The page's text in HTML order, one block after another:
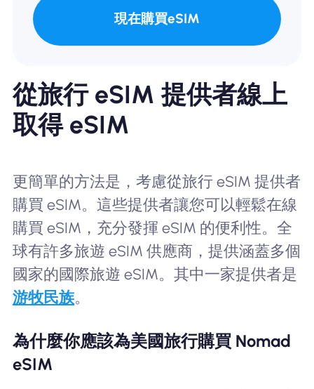
現在購買eSIM
從旅行 eSIM 提供者線上
取得 eSIM
更簡單的方法是，考慮從旅行 eSIM 提供者
購買 eSIM。這些提供者讓您可以輕鬆在線
購買 eSIM，充分發揮 eSIM 的便利性。全
球有許多旅遊 eSIM 供應商，提供涵蓋多個
國家的國際旅遊 eSIM。其中一家提供者是
游牧民族。
為什麼你應該為美國旅行購買 Nomad
eSIM